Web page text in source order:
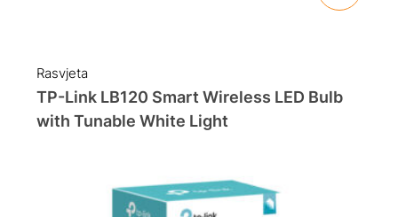
Rasvjeta
TP-Link LB120 Smart Wireless LED Bulb
with Tunable White Light